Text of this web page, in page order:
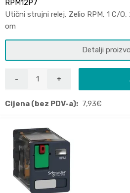
RPM12P7
Utični strujni relej, Zelio RPM, 1 C/O,
om
Detalji
Cijena (bez PDV-a): 7,93€